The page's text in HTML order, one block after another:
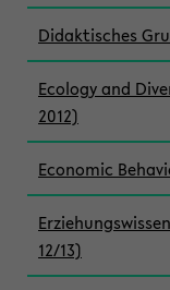
Didaktisches
Ecology and
2012)
Economic
12/13)